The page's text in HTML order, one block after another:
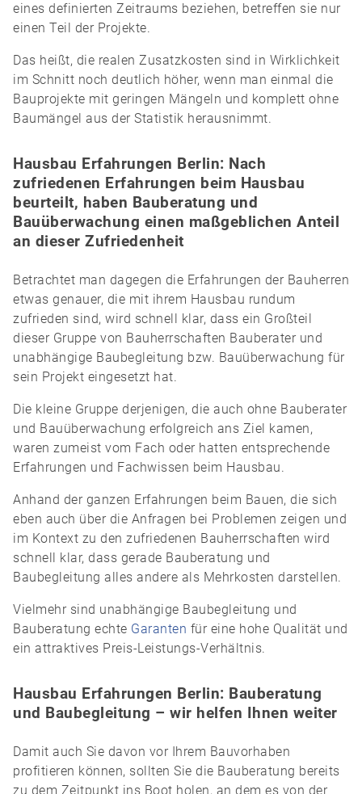
eines definierten Zeitraums beziehen, betreffen sie nur
einen Teil der Projekte.
Das heißt, die realen Zusatzkosten sind in Wirklichkeit
im Schnitt noch deutlich höher, wenn man einmal die
Bauprojekte mit geringen Mängeln und komplett ohne
Baumängel aus der Statistik herausnimmt.
Hausbau Erfahrungen Berlin: Nach
zufriedenen Erfahrungen beim Hausbau
beurteilt, haben Bauberatung und
Bauüberwachung einen maßgeblichen Anteil
an dieser Zufriedenheit
Betrachtet man dagegen die Erfahrungen der Bauherren
etwas genauer, die mit ihrem Hausbau rundum
zufrieden sind, wird schnell klar, dass ein Großteil
dieser Gruppe von Bauherrschaften Bauberater und
unabhängige Baubegleitung bzw. Bauüberwachung für
sein Projekt eingesetzt hat.
Die kleine Gruppe derjenigen, die auch ohne Bauberater
und Bauüberwachung erfolgreich ans Ziel kamen,
waren zumeist vom Fach oder hatten entsprechende
Erfahrungen und Fachwissen beim Hausbau.
Anhand der ganzen Erfahrungen beim Bauen, die sich
eben auch über die Anfragen bei Problemen zeigen und
im Kontext zu den zufriedenen Bauherrschaften wird
schnell klar, dass gerade Bauberatung und
Baubegleitung alles andere als Mehrkosten darstellen.
Vielmehr sind unabhängige Baubegleitung und
Bauberatung echte Garanten für eine hohe Qualität und
ein attraktives Preis-Leistungs-Verhältnis.
Hausbau Erfahrungen Berlin: Bauberatung
und Baubegleitung – wir helfen Ihnen weiter
Damit auch Sie davon vor Ihrem Bauvorhaben
profitieren können, sollten Sie die Bauberatung bereits
zu dem Zeitpunkt ins Boot holen, an dem es von der